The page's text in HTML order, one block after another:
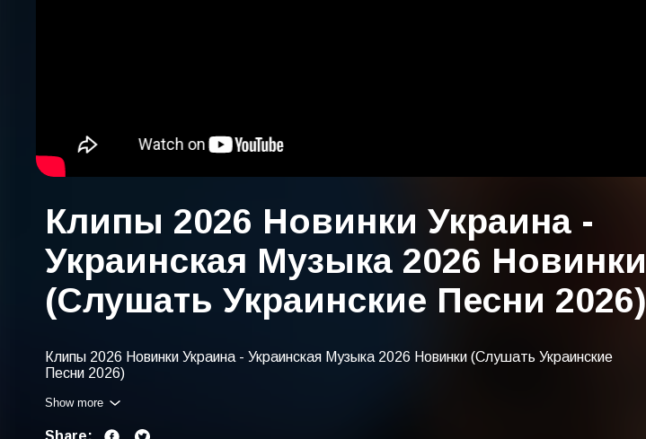
Клипы 2026 Новинки Украина -
Украинская Музыка 2026 Новинки
(Слушать Украинские Песни 2026)
Клипы 2026 Новинки Украина - Украинская Музыка 2026 Новинки (Слушать Украинские
Песни 2026)
You can also find us with:
Show more
Share: